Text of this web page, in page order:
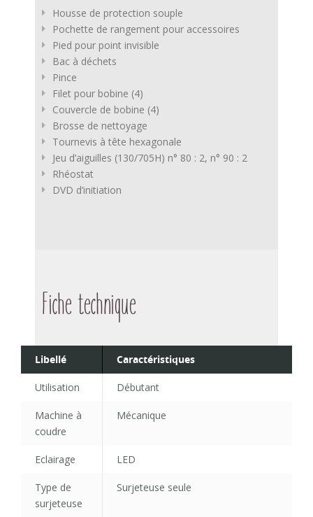
Housse de protection souple
Pochette de rangement pour accessoires
Pied pour point invisible
Bac à déchets
Pince
Filet pour bobine (4)
Couvercle de bobine (4)
Brosse de nettoyage
Tournevis à tête hexagonale
Jeu d’aiguilles (130/705H) n° 80 : 2, n° 90 : 2
Rhéostat
DVD d’initiation
Fiche technique
Libellé Caractéristiques
Utilisation Débutant
Machine à
coudre
Mécanique
Eclairage LED
Type de
surjeteuse
Surjeteuse seule